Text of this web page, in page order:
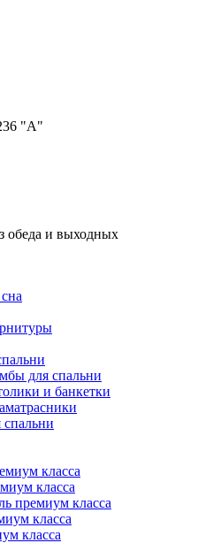
"А"
обеда и выходных
для спальни
и банкетки
спальни
класса
класса
премиум класса
класса
класса